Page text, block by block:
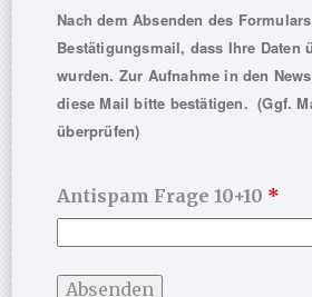
z. B. kann Psychotherapie auch
Didaktik:Farbcodierung je
Fachbegriffe, klare Legende.
Nutzen:VomFallkonzeption-
Stationswand
legen.
Arbeitszimmer mit Rahmen
Für wen
Nach dem Absenden des
Bestätigungsmail, dass Ihre Daten
wurden. Zur Aufnahme in den
diese Mail bitte bestätigen. (Ggf.
überprüfen)
Antispam Frage 10+10 *